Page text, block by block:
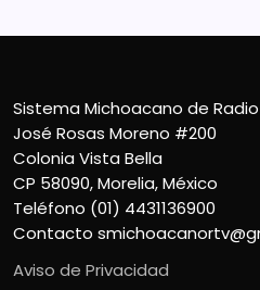
Sistema Michoacano de
José Rosas Moreno #200
Colonia Vista Bella
CP 58090, Morelia, México
Teléfono (01) 4431136900
Contacto
Aviso de Privacidad